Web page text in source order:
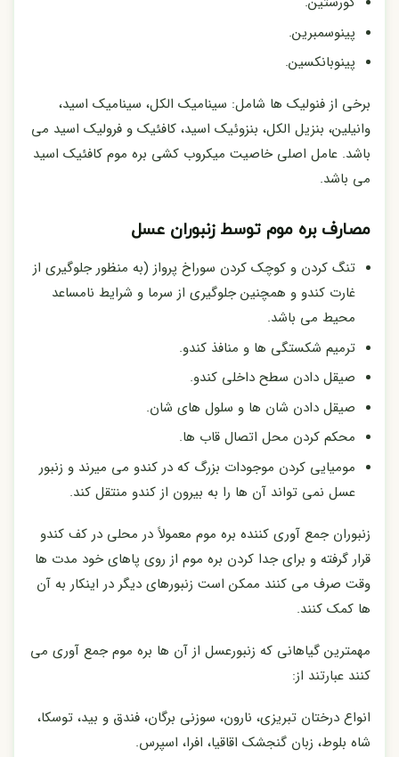
پینوسمبرین.
پینوبانکسین.
برخی از فنولیک ها شامل: سینامیک الکل، سینامیک اسید،
وانیلین، بنزیل الکل، بنزوئیک اسید، کافئیک و فرولیک اسید می
باشد. عامل اصلی خاصیت میکروب کشی بره موم کافئیک اسید
می باشد.
مصارف بره موم توسط زنبوران عسل
تنگ کردن و کوچک کردن سوراخ پرواز (به منظور جلوگیری از
غارت کندو و همچنین جلوگیری از سرما و شرایط نامساعد
محیط می باشد.
ترمیم شکستگی ها و منافذ کندو.
صیقل دادن سطح داخلی کندو.
صیقل دادن شان ها و سلول های شان.
محکم کردن محل اتصال قاب ها.
مومیایی کردن موجودات بزرگ که در کندو می میرند و زنبور
عسل نمی تواند آن ها را به بیرون از کندو منتقل کند.
زنبوران جمع آوری کننده بره موم معمولاً در محلی در کف کندو
قرار گرفته و برای جدا کردن بره موم از روی پاهای خود مدت ها
وقت صرف می کنند ممکن است زنبورهای دیگر در اینکار به آن
ها کمک کنند.
مهمترین گیاهانی که زنبورعسل از آن ها بره موم جمع آوری می
کنند عبارتند از:
انواع درختان تبریزی، نارون، سوزنی برگان، فندق و بید، توسکا،
شاه بلوط، زبان گنجشک اقاقیا، افرا، اسپرس.